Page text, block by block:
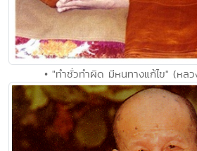
• "ทำชั่วทำผิด มีหนทางแก้ไข" (หล